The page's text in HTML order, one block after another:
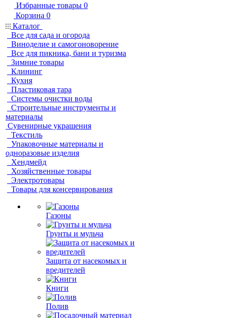
Избранные товары 0
Корзина 0
Каталог
Все для сада и огорода
Виноделие и самогоноворение
Все для пикника, бани и туризма
Зимние товары
Клининг
Кухня
Пластиковая тара
Системы очистки воды
Строительные инструменты и
материалы
Сувенирные украшения
Текстиль
Упаковочные материалы и
одноразовые изделия
Хендмейд
Хозяйственные товары
Электротовары
Товары для консервирования
Газоны
Грунты и мульча
Защита от насекомых и
вредителей
Книги
Полив